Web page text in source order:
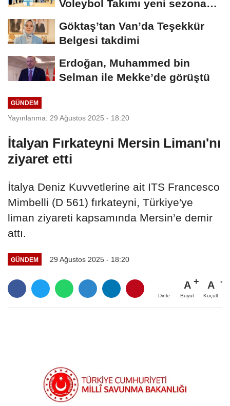
Voleybol Takımı yeni sezona
Göktaş’tan Van’da Teşekkür
Belgesi takdimi
Erdoğan, Muhammed bin
Selman ile Mekke’de görüştü
GÜNDEM
Yayınlanma: 29 Ağustos 2025 - 18:20
İtalyan Fırkateyni Mersin Limanı'nı
ziyaret etti
İtalya Deniz Kuvvetlerine ait ITS Francesco
Mimbelli (D 561) fırkateyni, Türkiye'ye
liman ziyareti kapsamında Mersin’e demir
attı.
GÜNDEM 29 Ağustos 2025 - 18:20
Dinle
A
Büyüt
A
Küçült